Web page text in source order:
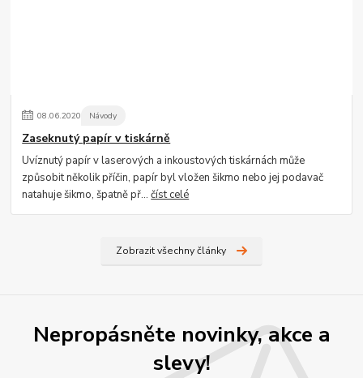
08.06.2020 Návody
Zaseknutý papír v tiskárně
Uvíznutý papír v laserových a inkoustových tiskárnách může
způsobit několik příčin, papír byl vložen šikmo nebo jej podavač
natahuje šikmo, špatně př...číst celé
Zobrazit všechny články
Nepropásněte novinky, akce a
slevy!